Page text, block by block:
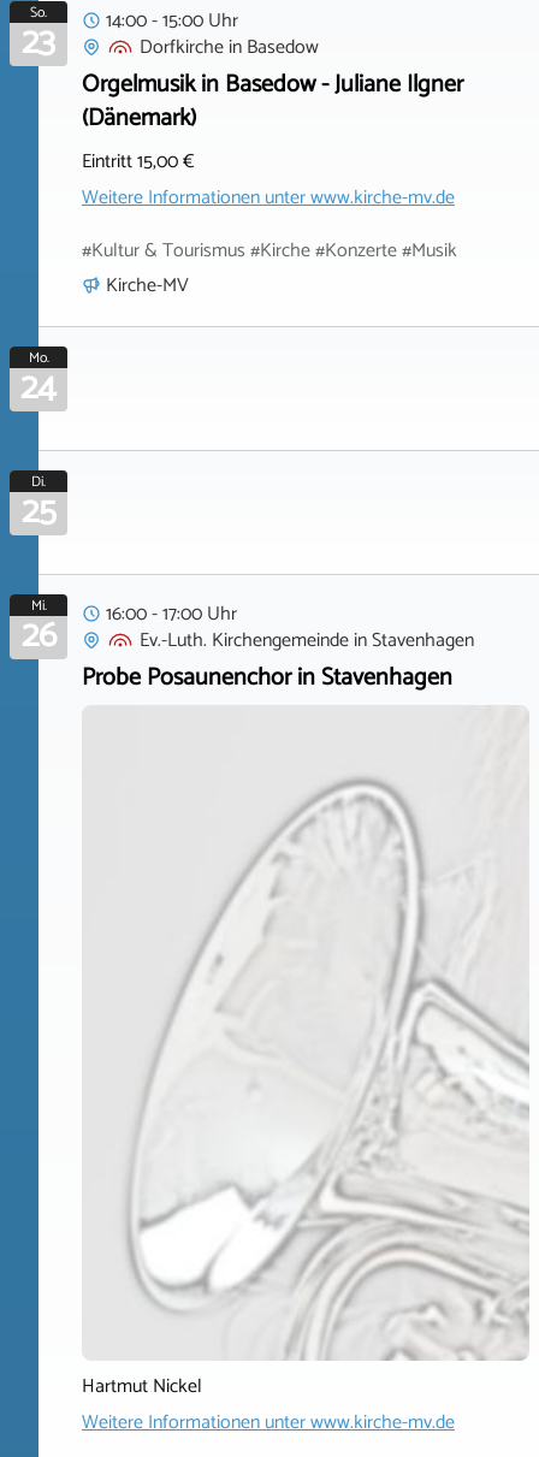
So.
23
14:00 - 15:00 Uhr
DorfkircheinBasedow
Orgelmusik in Basedow - Juliane Ilgner
(Dänemark)
Eintritt 15,00 €
Weitere Informationen unterwww.kirche-mv.de
#Kultur & Tourismus #Kirche #Konzerte #Musik
Kirche-MV
Mo.
24
Di.
25
Mi.
26
16:00 - 17:00 Uhr
Ev.-Luth. KirchengemeindeinStavenhagen
Probe Posaunenchor in Stavenhagen
Hartmut Nickel
Weitere Informationen unterwww.kirche-mv.de